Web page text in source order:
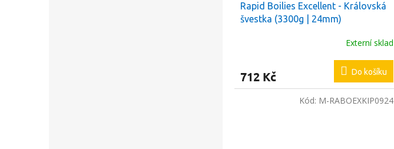
Rapid Boilies Excellent - Královská
švestka (3300g | 24mm)
Externí sklad
712 Kč Do košíku
Kód: M-RABOEXKIP0924